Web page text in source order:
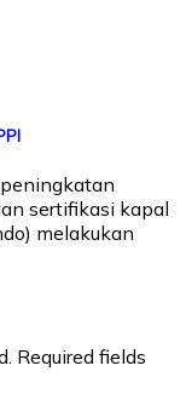
sertifikasi kapal
melakukan
Required fields